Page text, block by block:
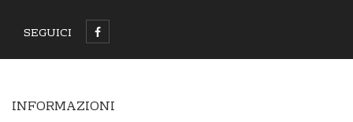
SEGUICI
INFORMAZIONI